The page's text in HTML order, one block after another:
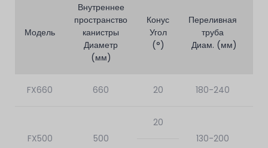
Модель
Внутреннее
пространство
канистры
Диаметр
(мм)
Конус
Угол
(°)
Переливная
труба
Диам. (мм)
FX660 660 20 180-240
FX500 500
20
130-200